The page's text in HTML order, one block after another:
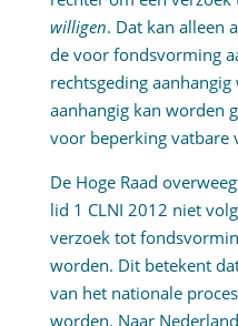
willigen. Dat kan alleen
de voor fondsvorming
rechtsgeding
aanhangig kan worden
voor beperking vatbare
De Hoge Raad
lid 1 CLNI 2012 niet
verzoek tot
worden. Dit betekent
van het nationale
worden. Naar